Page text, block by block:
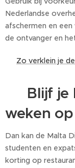
Nederlandse
afschermen en
de ontvanger en
Zo verklein je
💰 Blijf
weken
Dan kan de Malta
studenten en
korting op